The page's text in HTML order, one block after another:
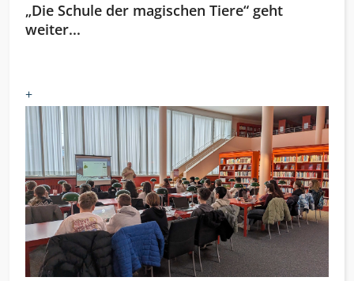
„Die Schule der magischen Tiere“ geht
weiter...
+